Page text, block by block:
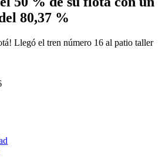
80,37 %
Llegó el tren número 16 al patio taller